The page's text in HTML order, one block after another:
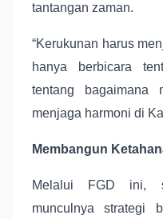
tantangan zaman.
“Kerukunan harus
hanya berbicara
tentang bagaimana
menjaga harmoni di
Membangun
Melalui FGD ini,
munculnya strategi